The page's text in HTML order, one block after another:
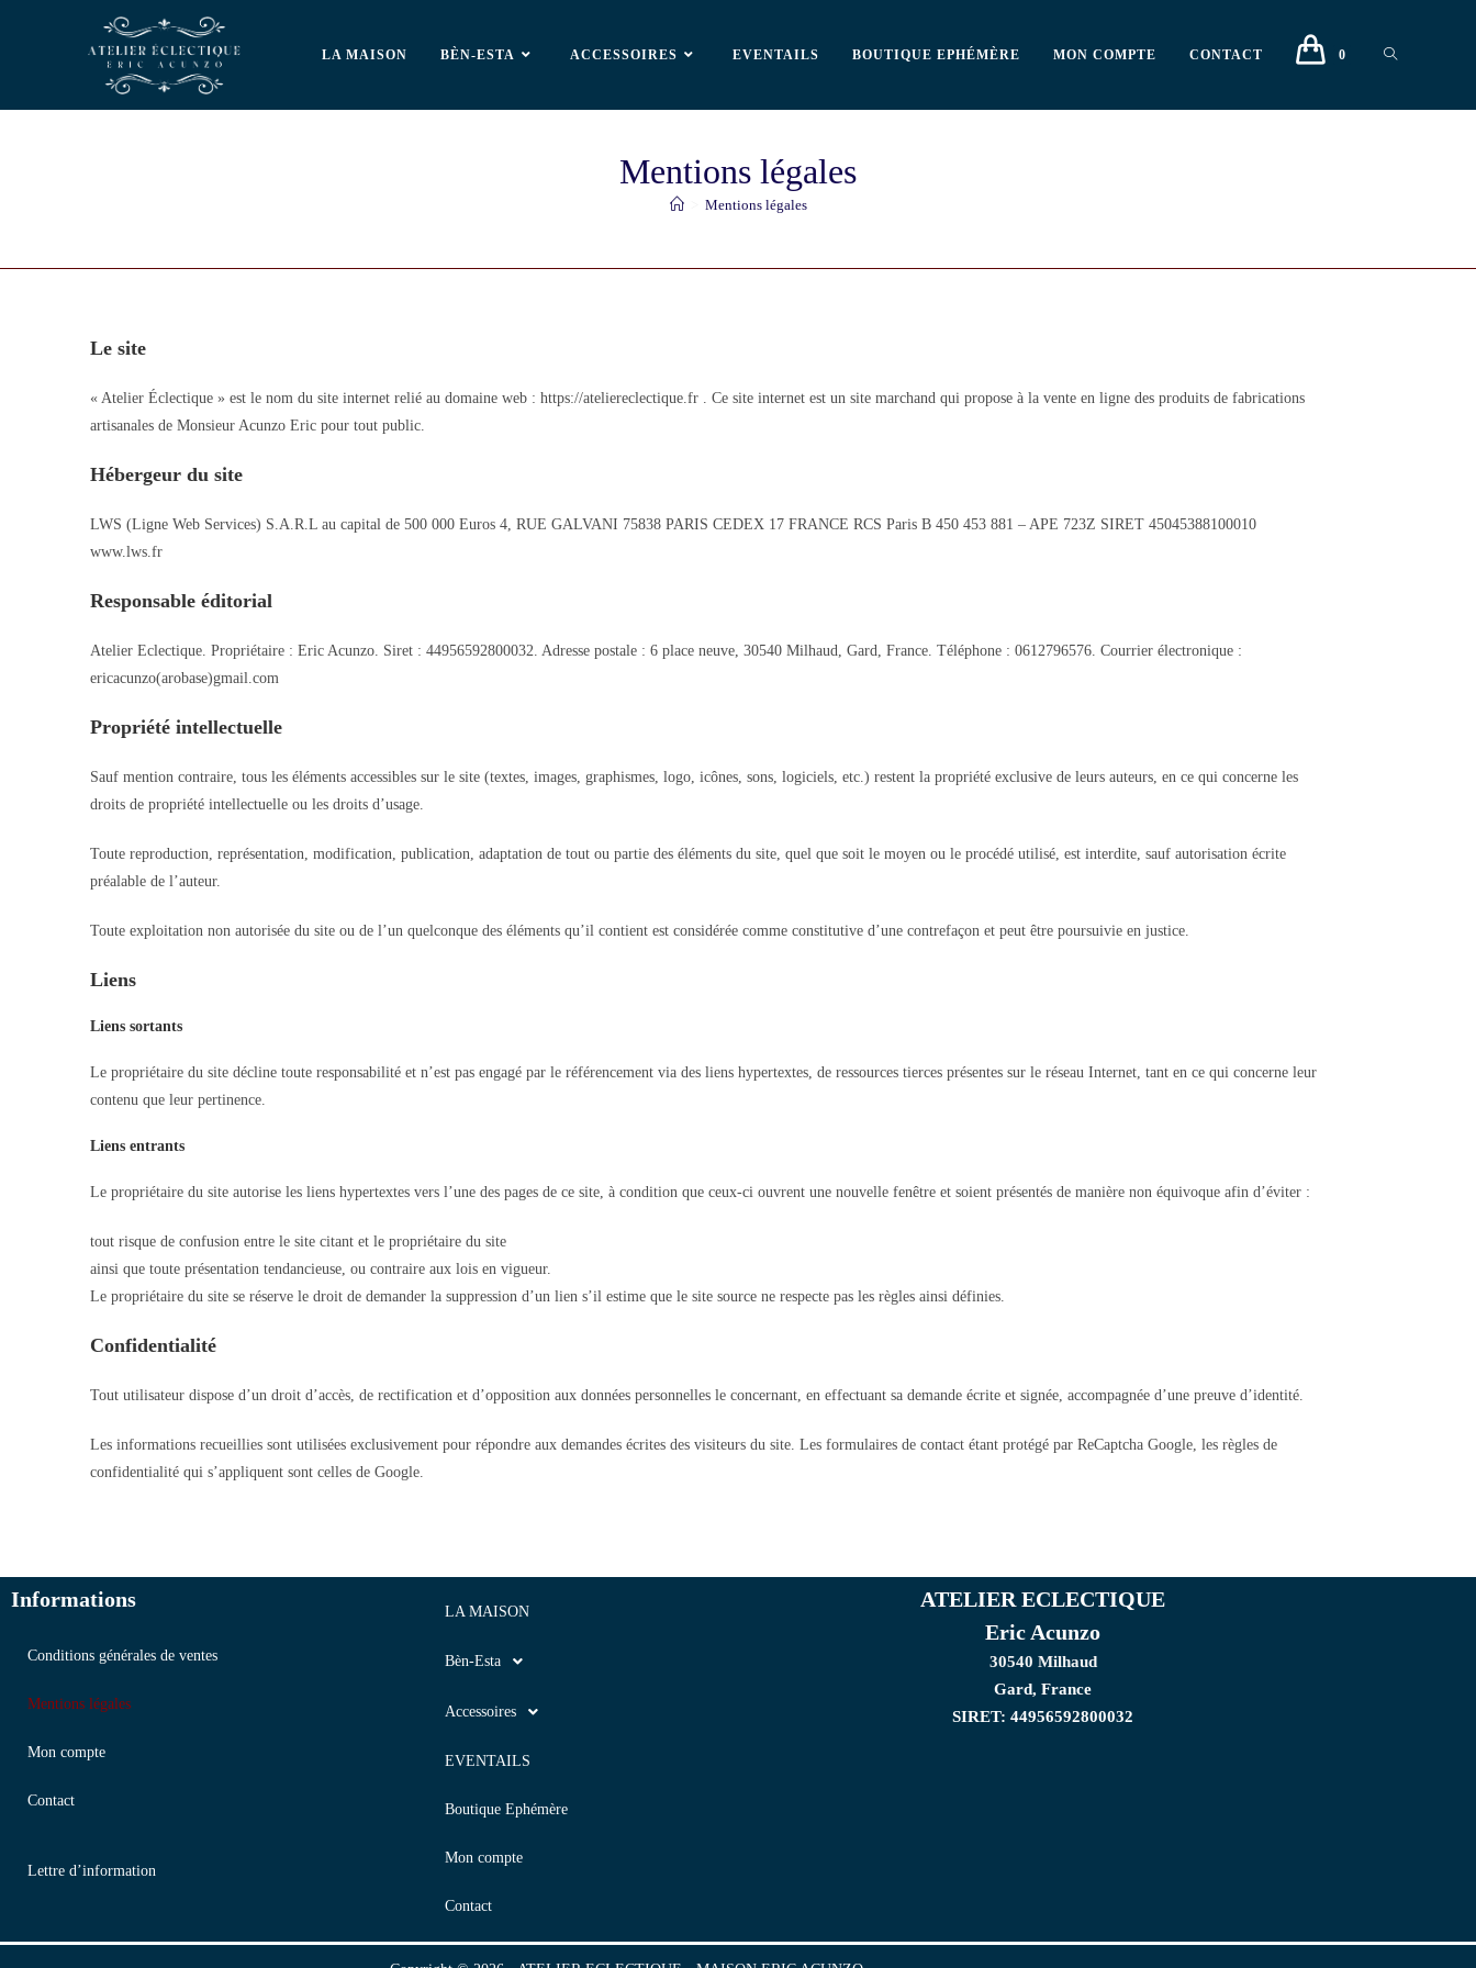
LA MAISON BÈN-ESTA ACCESSOIRES EVENTAILS BOUTIQUE EPHÉMÈRE MON COMPTE CONTACT 0
Mentions légales
Mentions légales
Le site
« Atelier Éclectique » est le nom du site internet relié au domaine web : https://ateliereclectique.fr . Ce site internet est un site marchand qui propose à la vente en ligne des produits de fabrications
artisanales de Monsieur Acunzo Eric pour tout public.
Hébergeur du site
LWS (Ligne Web Services) S.A.R.L au capital de 500 000 Euros 4, RUE GALVANI 75838 PARIS CEDEX 17 FRANCE RCS Paris B 450 453 881 – APE 723Z SIRET 45045388100010
www.lws.fr
Responsable éditorial
Atelier Eclectique. Propriétaire : Eric Acunzo. Siret : 44956592800032. Adresse postale : 6 place neuve, 30540 Milhaud, Gard, France. Téléphone : 0612796576. Courrier électronique :
ericacunzo(arobase)gmail.com
Propriété intellectuelle
Sauf mention contraire, tous les éléments accessibles sur le site (textes, images, graphismes, logo, icônes, sons, logiciels, etc.) restent la propriété exclusive de leurs auteurs, en ce qui concerne les
droits de propriété intellectuelle ou les droits d’usage.
Toute reproduction, représentation, modification, publication, adaptation de tout ou partie des éléments du site, quel que soit le moyen ou le procédé utilisé, est interdite, sauf autorisation écrite
préalable de l’auteur.
Toute exploitation non autorisée du site ou de l’un quelconque des éléments qu’il contient est considérée comme constitutive d’une contrefaçon et peut être poursuivie en justice.
Liens
Liens sortants
Le propriétaire du site décline toute responsabilité et n’est pas engagé par le référencement via des liens hypertextes, de ressources tierces présentes sur le réseau Internet, tant en ce qui concerne leur
contenu que leur pertinence.
Liens entrants
Le propriétaire du site autorise les liens hypertextes vers l’une des pages de ce site, à condition que ceux-ci ouvrent une nouvelle fenêtre et soient présentés de manière non équivoque afin d’éviter :
tout risque de confusion entre le site citant et le propriétaire du site
ainsi que toute présentation tendancieuse, ou contraire aux lois en vigueur.
Le propriétaire du site se réserve le droit de demander la suppression d’un lien s’il estime que le site source ne respecte pas les règles ainsi définies.
Confidentialité
Tout utilisateur dispose d’un droit d’accès, de rectification et d’opposition aux données personnelles le concernant, en effectuant sa demande écrite et signée, accompagnée d’une preuve d’identité.
Les informations recueillies sont utilisées exclusivement pour répondre aux demandes écrites des visiteurs du site. Les formulaires de contact étant protégé par ReCaptcha Google, les règles de
confidentialité qui s’appliquent sont celles de Google.
Informations
Conditions générales de ventes
Mentions légales
Mon compte
Contact
Lettre d’information
LA MAISON
Bèn-Esta
Accessoires
EVENTAILS
Boutique Ephémère
Mon compte
Contact
ATELIER ECLECTIQUE
Eric Acunzo
30540 Milhaud
Gard, France
SIRET: 44956592800032